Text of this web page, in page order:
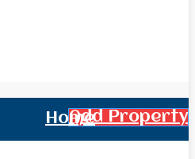
Add Property
Home